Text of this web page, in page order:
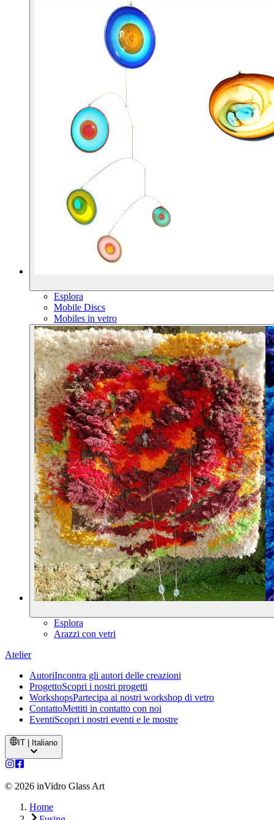
Esplora
Mobile Discs
Mobiles in vetro
Esplora
Arazzi con vetri
Atelier
AutoriIncontra gli autori delle creazioni
ProgettoScopri i nostri progetti
WorkshopsPartecipa ai nostri workshop di vetro
ContattoMettiti in contatto con noi
EventiScopri i nostri eventi e le mostre
IT | Italiano
© 2026 inVidro Glass Art
Home